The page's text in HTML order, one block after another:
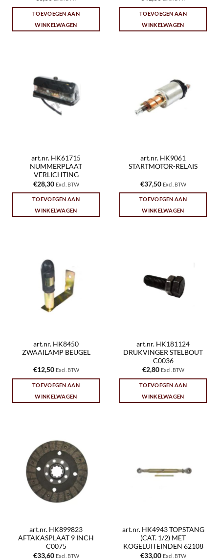
TOEVOEGEN AAN
WINKELWAGEN
TOEVOEGEN AAN
WINKELWAGEN
art.nr. HK61715
NUMMERPLAAT
VERLICHTING
€28,30 Excl. BTW
TOEVOEGEN AAN
WINKELWAGEN
art.nr. HK9061
STARTMOTOR-RELAIS
€37,50 Excl. BTW
TOEVOEGEN AAN
WINKELWAGEN
art.nr. HK8450
ZWAAILAMP BEUGEL
€12,50 Excl. BTW
TOEVOEGEN AAN
WINKELWAGEN
art.nr. HK181124
DRUKVINGER STELBOUT
C0036
€2,80 Excl. BTW
TOEVOEGEN AAN
WINKELWAGEN
art.nr. HK899823
AFTAKASPLAAT 9 INCH
C0075
€33,60 Excl. BTW
art.nr. HK4943 TOPSTANG
(CAT. 1/2) MET
KOGELUITEINDEN 62108
€33,00 Excl. BTW